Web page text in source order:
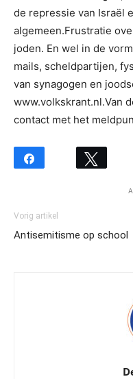
de repressie van Israël
algemeen.Frustratie
joden. En wel in de
mails, scheldpartijen,
van synagogen en
www.volkskrant.nl.Van
contact met het
Vorig artikel
Antisemitisme op school